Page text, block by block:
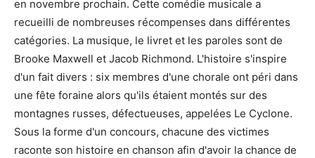
en novembre prochain. Cette comédie musicale a
recueilli de nombreuses récompenses dans différentes
catégories. La musique, le livret et les paroles sont de
Brooke Maxwell et Jacob Richmond. L'histoire s'inspire
d'un fait divers : six membres d'une chorale ont péri dans
une fête foraine alors qu'ils étaient montés sur des
montagnes russes, défectueuses, appelées Le Cyclone.
Sous la forme d'un concours, chacune des victimes
raconte son histoire en chanson afin d'avoir la chance de